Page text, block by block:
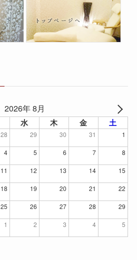
2026年 8月
水 木 金 土
28 29 30 31 1
4 5 6 7 8
11 12 13 14 15
18 19 20 21 22
25 26 27 28 29
1 2 3 4 5